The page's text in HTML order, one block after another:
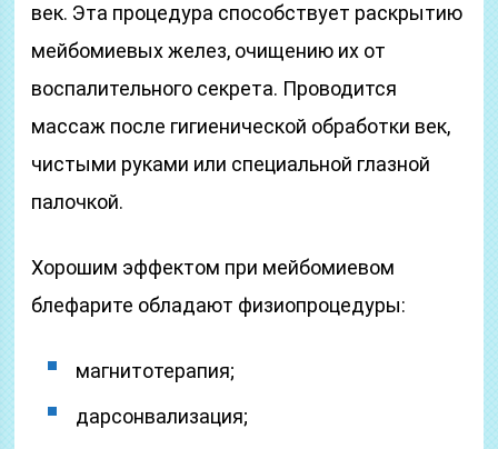
век. Эта процедура способствует раскрытию
мейбомиевых желез, очищению их от
воспалительного секрета. Проводится
массаж после гигиенической обработки век,
чистыми руками или специальной глазной
палочкой.
Хорошим эффектом при мейбомиевом
блефарите обладают физиопроцедуры:
магнитотерапия;
дарсонвализация;